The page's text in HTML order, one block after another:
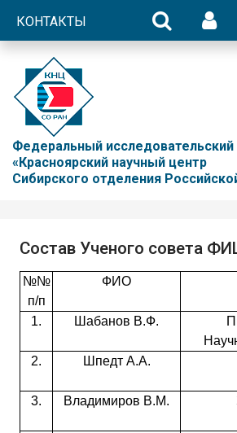
КОНТАКТЫ
Федеральный исследовательский
«Красноярский научный центр
Сибирского отделения
Состав Ученого совета
№№
п/п
ФИО
1.
Шабанов В.Ф.
2.
Шпедт А.А.
3.
Владимиров В.М.